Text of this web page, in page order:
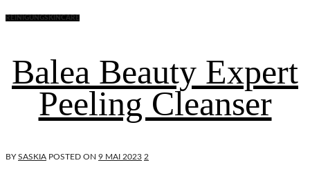
REINIGUNGSKINCARE
Balea Beauty Expert
Peeling Cleanser
BYSASKIA POSTED ON 9 MAI 2023 2